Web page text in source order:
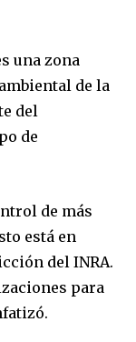
una zona
de la
del
de
de más
está en
del INRA.
para